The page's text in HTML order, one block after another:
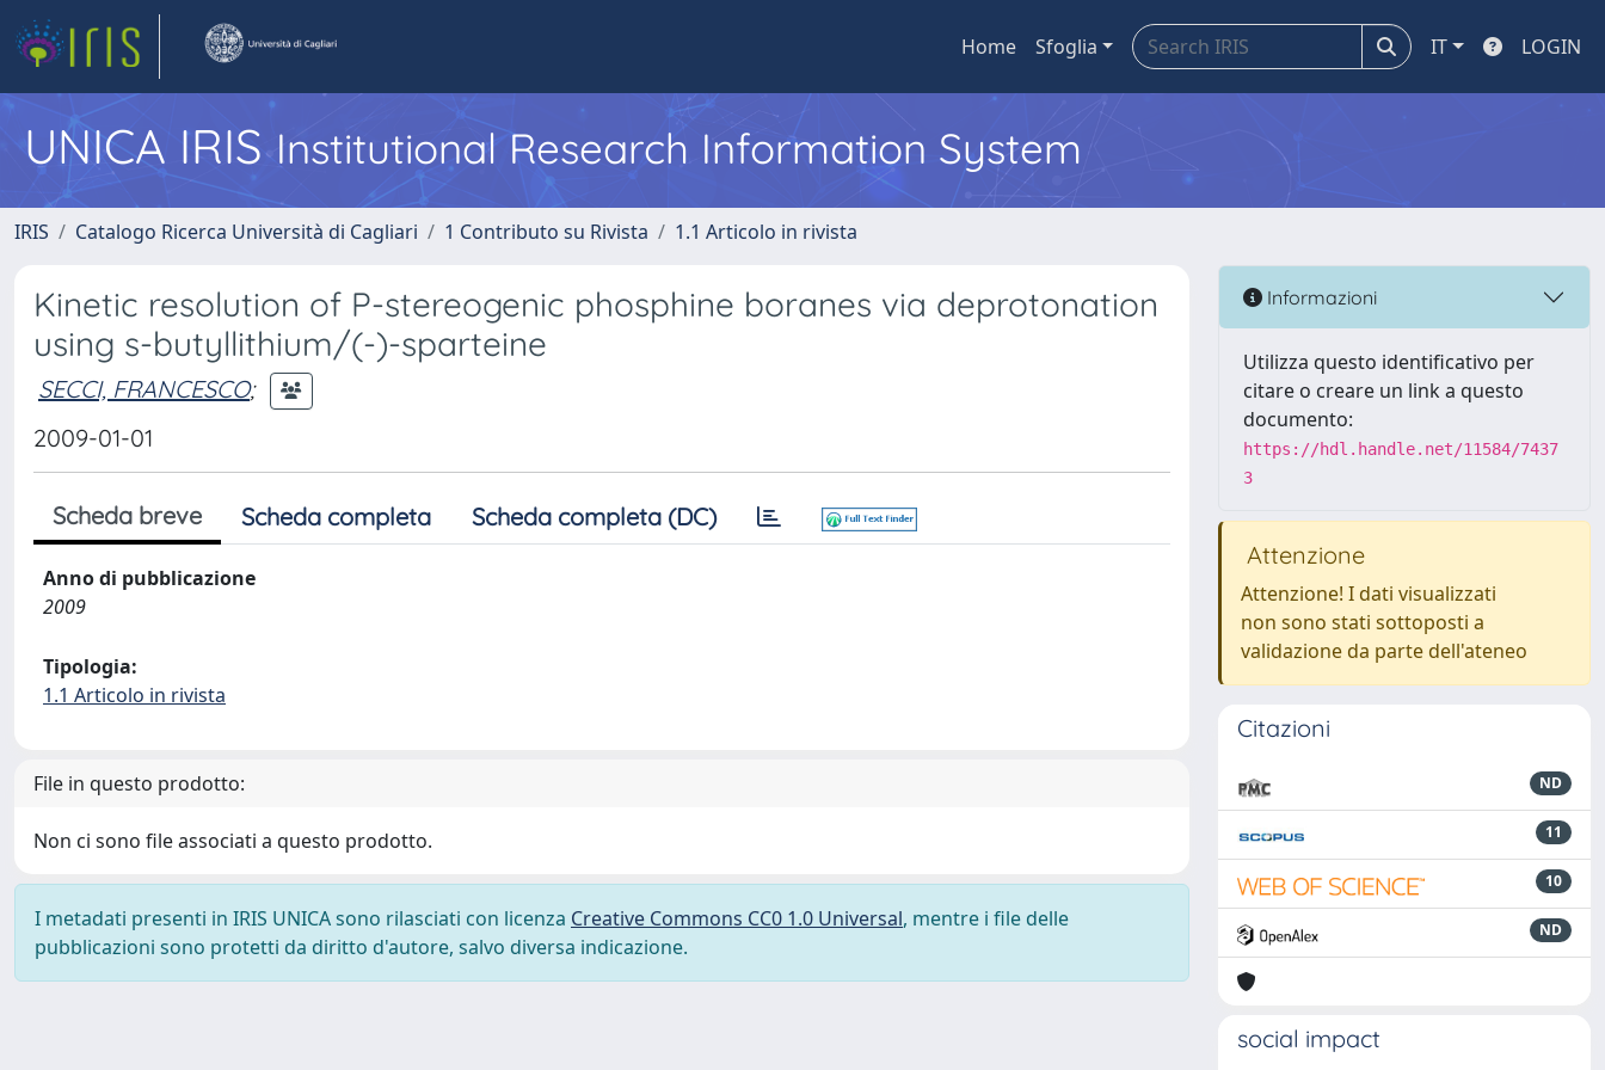
Home Sfoglia IT LOGIN
UNICA IRISInstitutional Research Information System
IRIS Catalogo Ricerca Università di Cagliari 1 Contributo su Rivista 1.1 Articolo in rivista
Kinetic resolution of P-stereogenic phosphine boranes via deprotonation
using s-butyllithium/(-)-sparteine
SECCI, FRANCESCO;
2009-01-01
Scheda breve Scheda completa Scheda completa (DC)
Anno di pubblicazione
2009
Tipologia:
1.1 Articolo in rivista
File in questo prodotto:
Non ci sono file associati a questo prodotto.
I metadati presenti in IRIS UNICA sono rilasciati con licenza Creative Commons CC0 1.0 Universal, mentre i file delle
pubblicazioni sono protetti da diritto d'autore, salvo diversa indicazione.
Informazioni
Utilizza questo identificativo per
citare o creare un link a questo
documento:
https://hdl.handle.net/11584/7437
3
Attenzione
Attenzione! I dati visualizzati
non sono stati sottoposti a
validazione da parte dell'ateneo
Citazioni
ND
11
10
ND
social impact